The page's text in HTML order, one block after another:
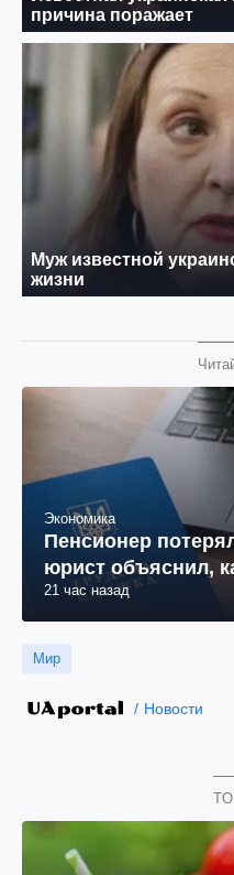
Экономика
Пенсионер
юрист объяснил,
21 час назад
Мир
Новости